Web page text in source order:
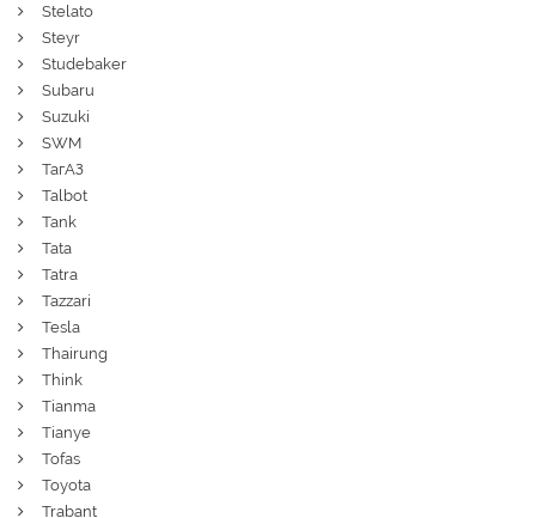
Stelato
Steyr
Studebaker
Subaru
Suzuki
SWM
ТагАЗ
Talbot
Tank
Tata
Tatra
Tazzari
Tesla
Thairung
Think
Tianma
Tianye
Tofas
Toyota
Trabant